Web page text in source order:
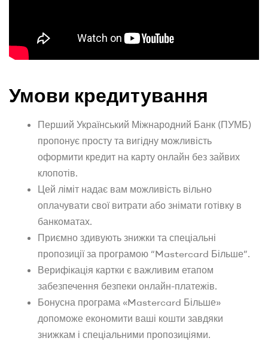
Умови кредитування
Перший Український Міжнародний Банк (ПУМБ)
пропонує просту та вигідну можливість
оформити кредит на карту онлайн без зайвих
клопотів.
Цей ліміт надає вам можливість вільно
оплачувати свої витрати або знімати готівку в
банкоматах.
Приємно здивують знижки та спеціальні
пропозиції за програмою “Mastercard Більше”.
Верифікація картки є важливим етапом
забезпечення безпеки онлайн-платежів.
Бонусна програма «Mastercard Більше»
допоможе економити ваші кошти завдяки
знижкам і спеціальними пропозиціями.